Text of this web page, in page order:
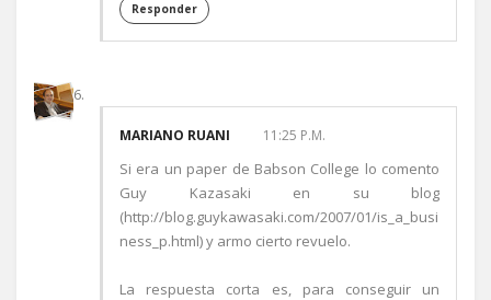
Responder
MARIANO RUANI 11:25 P.M.
Si era un paper de Babson College lo comento
Guy Kazasaki en su blog
(http://blog.guykawasaki.com/2007/01/is_a_busi
ness_p.html) y armo cierto revuelo.
La respuesta corta es, para conseguir un